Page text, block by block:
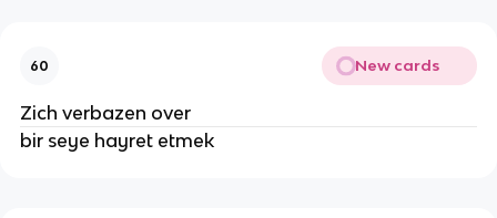
60 New cards
Zich verbazen over
bir seye hayret etmek